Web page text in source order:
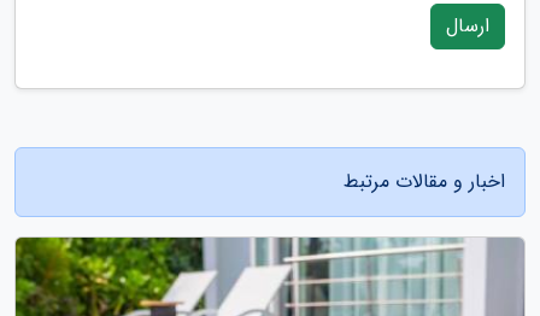
ارسال
اخبار و مقالات مرتبط